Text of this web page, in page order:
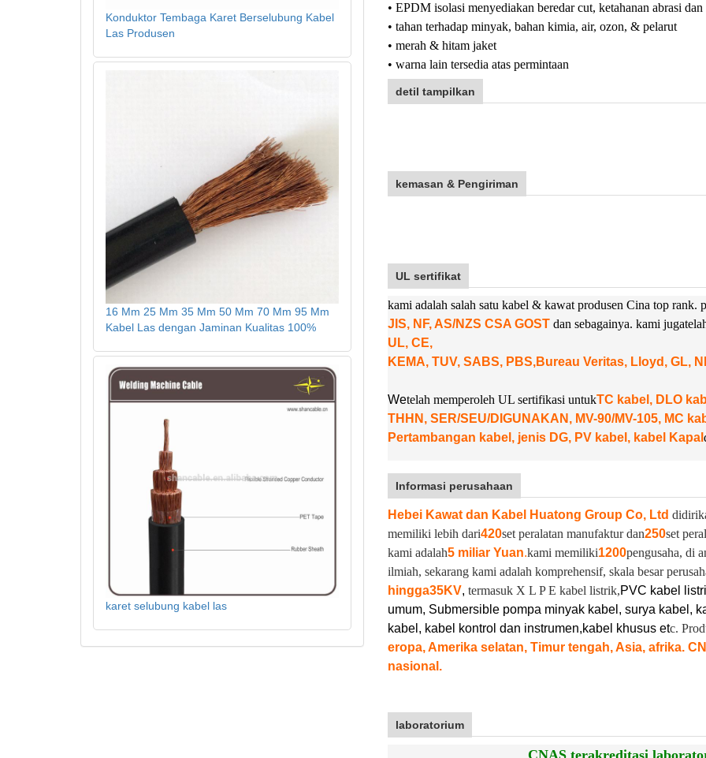
• EPDM isolasi menyediakan beredar cut, ketahanan abrasi dan
• tahan terhadap minyak, bahan kimia, air, ozon, & pelarut
• merah & hitam jaket
• warna lain tersedia atas permintaan
detil tampilkan
kemasan & Pengiriman
UL sertifikat
kami adalah salah satu kabel & kawat produsen Cina top rank.
JIS, NF, AS/NZS CSA GOST dan sebagainya. kami juga
UL, CE,
KEMA, TUV, SABS, PBS,Bureau Veritas, Lloyd, GL,
Wetelah memperoleh UL sertifikasi untukTC kabel, DLO
THHN, SER/SEU/DIGUNAKAN, MV-90/MV-105, MC
Pertambangan kabel, jenis DG, PV kabel, kabel Kapal
Informasi perusahaan
Hebei Kawat dan Kabel Huatong Group Co, Ltd
memiliki lebih dari420set peralatan manufaktur dan250set
kami adalah5 miliar Yuan.kami memiliki1200pengusaha, di
ilmiah, sekarang kami adalah komprehensif, skala besar
hingga35KV, termasuk X L P E kabel listrik,PVC kabel
umum, Submersible pompa minyak kabel, surya kabel,
kabel, kabel kontrol dan instrumen,kabel khusus etc.
eropa, Amerika selatan, Timur tengah, Asia, afrika.
nasional.
laboratorium
CNAS terakreditasi
Konduktor Tembaga Karet Berselubung Kabel
Las Produsen
16 Mm 25 Mm 35 Mm 50 Mm 70 Mm 95 Mm
Kabel Las dengan Jaminan Kualitas 100%
karet selubung kabel las